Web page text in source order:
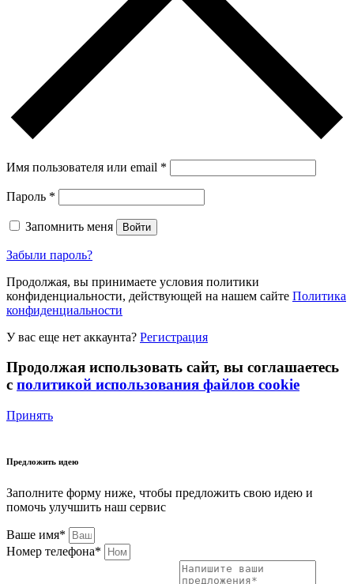
Имя пользователя или email *
Пароль *
Запомнить меня Войти
Забыли пароль?
Продолжая, вы принимаете условия политики
конфиденциальности, действующей на нашем сайте Политика
конфиденциальности
У вас еще нет аккаунта? Регистрация
Продолжая использовать сайт, вы соглашаетесь
с политикой использования файлов cookie
Принять
Предложить идею
Заполните форму ниже, чтобы предложить свою идею и
помочь улучшить наш сервис
Ваше имя*
Номер телефона*